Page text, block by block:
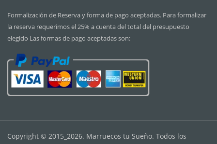
Formalización de Reserva y forma de pago aceptadas. Para formalizar
la reserva requerimos el 25% a cuenta del total del presupuesto
elegido Las formas de pago aceptadas son:
Copyright © 2015_2026. Marruecos tu Sueño. Todos los